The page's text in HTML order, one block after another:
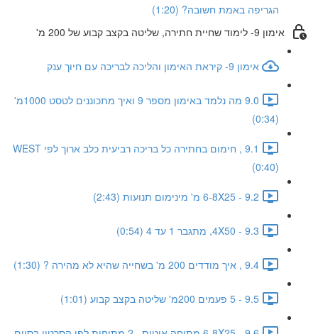
הגריפה באמת חשובה? (1:20)
אימון 9- לימוד שחיית חתירה, שליטה בקצב קבוע של 200 מ'
אימון 9- קיראת האימון והליכה לבריכה עם חיוך ענק
9.0 מה נלמד באימון מספר 9 ואיך מתכוננים לטסט 1000מ'
(0:34)
9.1 , חימום בחתירה כל בריכה רביעית כלב ארוך לפי WEST
(0:40)
9.2 - 6-8X25 מ' מינימום תנועות (2:43)
9.3 - 4X50, מתגבר 1 עד 4 (0:54)
9.4 , איך מודדים 200 מ' בשחייה שהיא לא מהירה ? (1:30)
9.5 - 5 פעמים 200מ' שליטה בקצב קבוע (1:01)